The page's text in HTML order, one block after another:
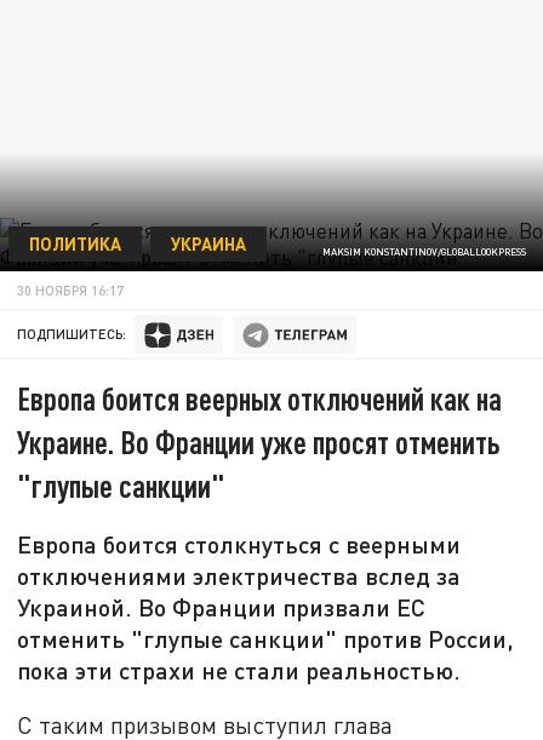
MAKSIM KONSTANTINOV/GLOBALLOOKPRESS
ПОЛИТИКА УКРАИНА
30 НОЯБРЯ 16:17
ПОДПИШИТЕСЬ:
Европа боится веерных отключений как на
Украине. Во Франции уже просят отменить
"глупые санкции"
Европа боится столкнуться с веерными
отключениями электричества вслед за
Украиной. Во Франции призвали ЕС
отменить "глупые санкции" против России,
пока эти страхи не стали реальностью.
С таким призывом выступил глава